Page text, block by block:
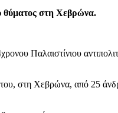
θύματος στη Χεβρώνα.
Παλαιστίνιου
του, στη Χεβρώνα, από 25